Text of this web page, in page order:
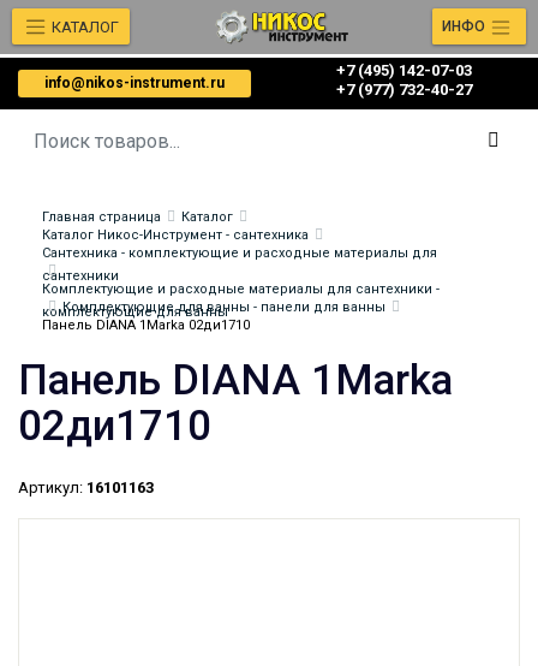
info@nikos-instrument.ru
+7 (495) 142-07-03
‎‎+7 (977) 732-40-27
КАТАЛОГ ИНФО
Главная страница
Каталог
Каталог Никос-Инструмент - сантехника
Сантехника - комплектующие и расходные материалы для
сантехники
Комплектующие и расходные материалы для сантехники -
комплектующие для ванны
Комплектующие для ванны - панели для ванны
Панель DIANA 1Marka 02ди1710
Панель DIANA 1Marka
02ди1710
Артикул: 16101163